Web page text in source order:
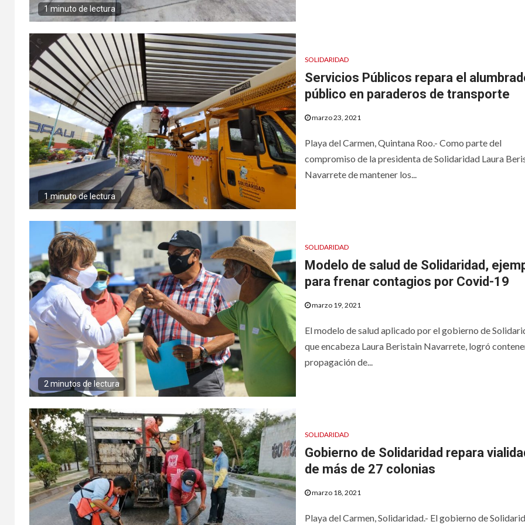
1 minuto de lectura
1 minuto de lectura
SOLIDARIDAD
Servicios Públicos repara el
público en paraderos de transporte
marzo 23, 2021
Playa del Carmen, Quintana Roo.- Como parte del
compromiso de la presidenta de Solidaridad Laura
Navarrete de mantener los...
2 minutos de lectura
SOLIDARIDAD
Modelo de salud de Solidaridad,
para frenar contagios por Covid-19
marzo 19, 2021
El modelo de salud aplicado por el gobierno de
que encabeza Laura Beristain Navarrete, logró
propagación de...
SOLIDARIDAD
Gobierno de Solidaridad repara
de más de 27 colonias
marzo 18, 2021
Playa del Carmen, Solidaridad.- El gobierno de